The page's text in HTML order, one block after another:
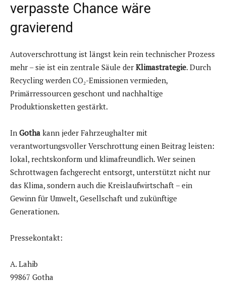
verpasste Chance wäre
gravierend
Autoverschrottung ist längst kein rein technischer Prozess
mehr – sie ist ein zentrale Säule der Klimastrategie. Durch
Recycling werden CO₂-Emissionen vermieden,
Primärressourcen geschont und nachhaltige
Produktionsketten gestärkt.
In Gotha kann jeder Fahrzeughalter mit
verantwortungsvoller Verschrottung einen Beitrag leisten:
lokal, rechtskonform und klimafreundlich. Wer seinen
Schrottwagen fachgerecht entsorgt, unterstützt nicht nur
das Klima, sondern auch die Kreislaufwirtschaft – ein
Gewinn für Umwelt, Gesellschaft und zukünftige
Generationen.
Pressekontakt:
A. Lahib
99867 Gotha